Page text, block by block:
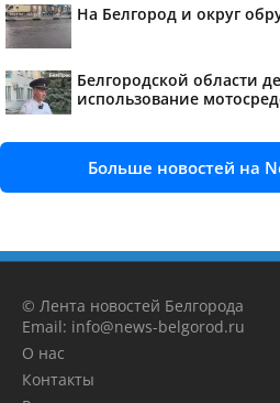
На Белгород и округ
Белгородской области
использование
Больше новостей на
© Лента новостей Белгорода
Email: info@news-belgorod.ru
О нас
Контакты